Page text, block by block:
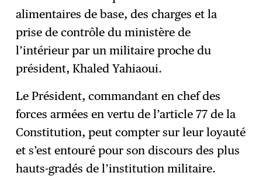
alimentaires de base, des charges et la
prise de contrôle du ministère de
l’intérieur par un militaire proche du
président, Khaled Yahiaoui.
Le Président, commandant en chef des
forces armées en vertu de l’article 77 de la
Constitution, peut compter sur leur loyauté
et s’est entouré pour son discours des plus
hauts-gradés de l’institution militaire.